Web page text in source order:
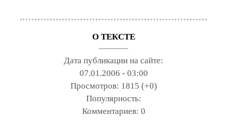
О ТЕКСТЕ
Дата публикации на сайте:
07.01.2006 - 03:00
Просмотров: 1815 (+0)
Популярность:
Комментариев: 0